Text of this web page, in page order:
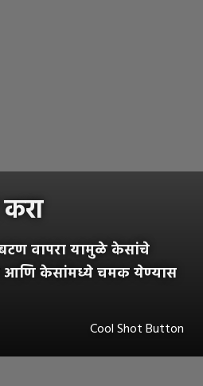
वापरा यामुळे केसांचे
आणि केसांमध्ये चमक येण्यास
Cool Shot Button